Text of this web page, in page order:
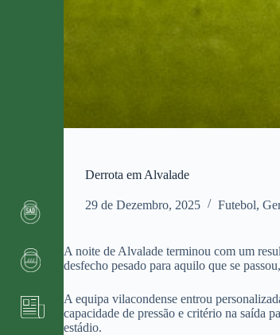
Derrota em Alvalade
29 de Dezembro, 2025 Futebol,
A noite de Alvalade terminou com um
desfecho pesado para aquilo que se
A equipa vilacondense entrou
capacidade de pressão e critério na saída
estádio.